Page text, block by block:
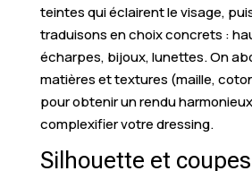
teintes qui éclairent le visage,
traduisons en choix concrets :
écharpes, bijoux, lunettes. On
matières et textures (maille,
pour obtenir un rendu
complexifier votre dressing.
Silhouette et coupes